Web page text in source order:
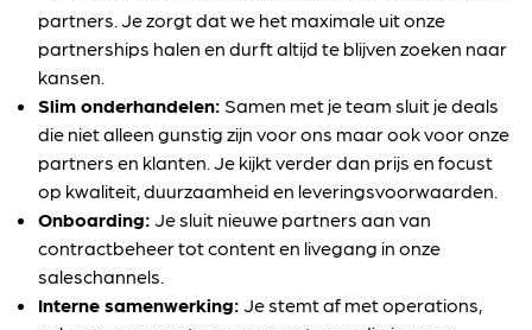
partners. Je zorgt dat we het maximale uit onze
partnerships halen en durft altijd te blijven zoeken naar
kansen.
Slim onderhandelen: Samen met je team sluit je deals
die niet alleen gunstig zijn voor ons maar ook voor onze
partners en klanten. Je kijkt verder dan prijs en focust
op kwaliteit, duurzaamheid en leveringsvoorwaarden.
Onboarding: Je sluit nieuwe partners aan van
contractbeheer tot content en livegang in onze
saleschannels.
Interne samenwerking: Je stemt af met operations,